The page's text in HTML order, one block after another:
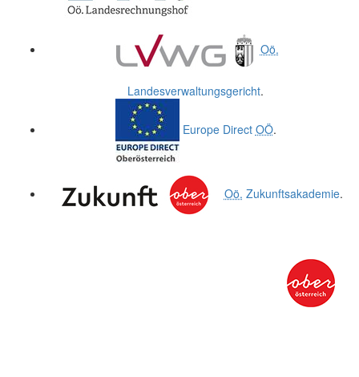
Oö.
Landesverwaltungsgericht.
Europe Direct OÖ.
Oö. Zukunftsakademie.